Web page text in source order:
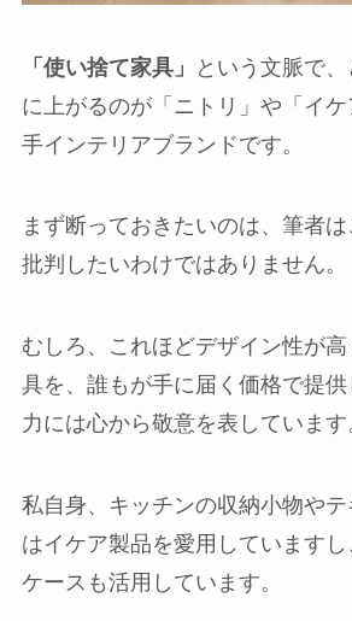
「使い捨て家具」
という文脈で
に上がるのが「ニトリ」や「イ
手インテリアブランドです。
まず断っておきたいのは、筆者
批判したいわけではありません。
むしろ、これほどデザイン性が
具を、誰もが手に届く価格で提
力には心から敬意を表しています
私自身、キッチンの収納小物や
はイケア製品を愛用しています
ケースも活用しています。